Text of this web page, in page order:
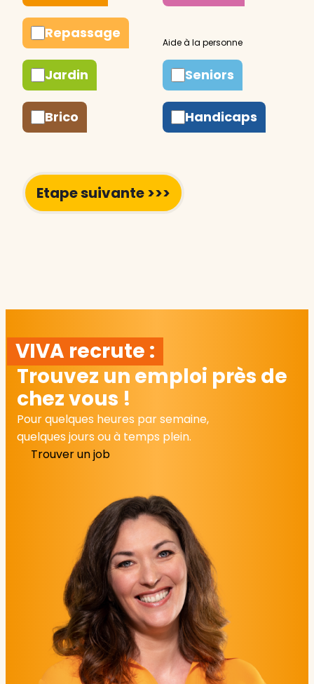
Repassage
Jardin
Brico
Seniors
Handicaps
VIVA recrute :
Trouvez un emploi près de
chez vous !
Pour quelques heures par semaine,
quelques jours ou à temps plein.
Trouver un job